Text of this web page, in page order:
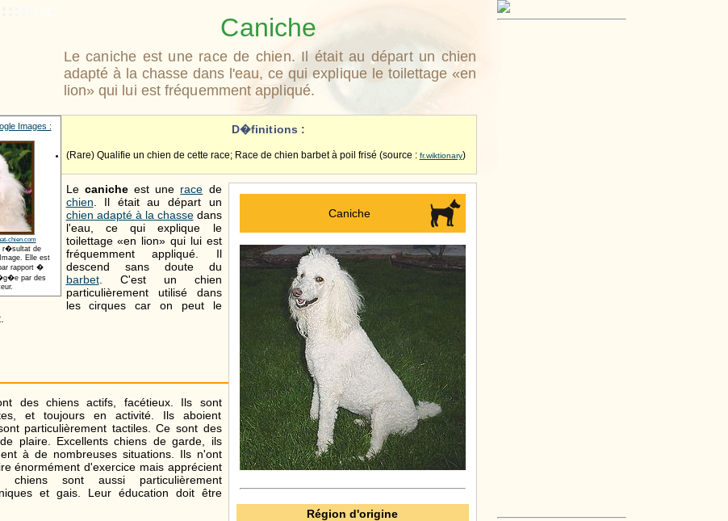
Caniche
Le caniche est une race de chien. Il était au départ un chien
adapté à la chasse dans l'eau, ce qui explique le toilettage «en
lion» qui lui est fréquemment appliqué.
Images :
chien.com
r�sultat de
Elle est
rapport �
par des
D�finitions :
(Rare) Qualifie un chien de cette race; Race de chien barbet à poil frisé (source : fr.wiktionary)
Caniche
Région d'origine
Le canicheest une race de
chien . Il était au départ un
chien adapté à la chassedans
l'eau, ce qui explique le
toilettage «en lion» qui lui est
fréquemment appliqué. Il
descend sans doute du
barbet. C'est un chien
particulièrement utilisé dans
les cirques car on peut le
des chiens actifs, facétieux. Ils sont
et toujours en activité. Ils aboient
particulièrement tactiles. Ce sont des
plaire. Excellents chiens de garde, ils
à de nombreuses situations. Ils n'ont
énormément d'exercice mais apprécient
sont aussi particulièrement
et gais. Leur éducation doit être